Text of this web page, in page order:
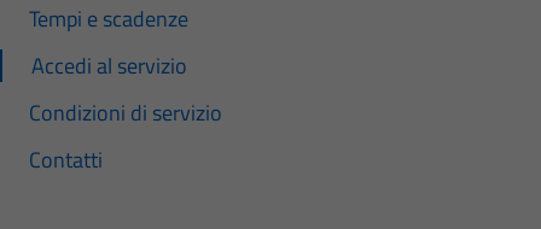
Tempi e scadenze
Accedi al servizio
Condizioni di servizio
Contatti